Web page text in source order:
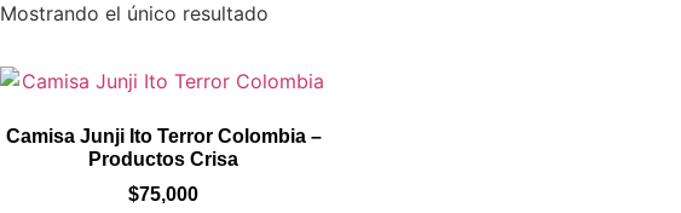
Mostrando el único resultado
Camisa Junji Ito Terror Colombia –
Productos Crisa
$75,000